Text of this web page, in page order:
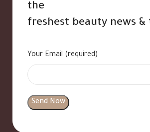
the
freshest beauty news &
Your Email (required)